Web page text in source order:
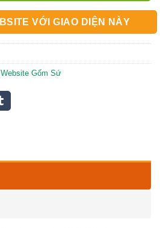
VỚI GIAO DIỆN NÀY
Gốm Sứ